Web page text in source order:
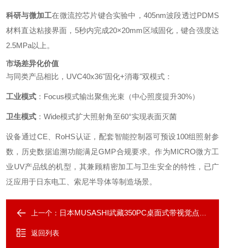
科研与微加工在微流控芯片键合实验中，405nm波段透过PDMS
材料直达粘接界面，5秒内完成20×20mm区域固化，键合强度达
2.5MPa以上。
市场差异化价值
与同类产品相比，UVC40x36"固化+消毒"双模式：
工业模式 ：Focus模式输出聚焦光束（中心照度提升30%）
卫生模式 ：Wide模式扩大照射角至60°实现表面灭菌
设备通过CE、RoHS认证，配套智能控制器可预设100组照射参
数，历史数据追溯功能满足GMP合规要求。作为MICRO微方工
业UV产品线的机型，其兼顾精密加工与卫生安全的特性，已广
泛应用于日东电工、索尼半导体等制造场景。
上一个： 日本MUSASHI武藏350PC桌面式带视觉点胶机
返回列表